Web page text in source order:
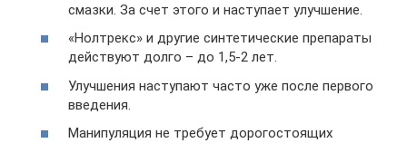
смазки. За счет этого и наступает улучшение.
«Нолтрекс» и другие синтетические препараты
действуют долго – до 1,5-2 лет.
Улучшения наступают часто уже после первого
введения.
Манипуляция не требует дорогостоящих